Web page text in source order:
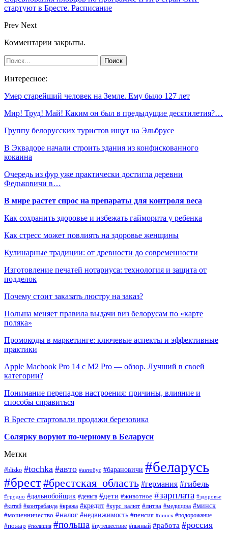
стартуют в Бресте. Расписание
Prev Next
Комментарии закрыты.
Интересное:
Умер старейший человек на Земле. Ему было 127 лет
Мир! Труд! Май! Каким он был в предыдущие десятилетия?…
Группу белорусских туристов ищут на Эльбрусе
В Эквадоре начали строить здания из конфискованного
кокаина
Очередь из фур уже практически достигла деревни
Федьковичи в…
В мире растет спрос на препараты для контроля веса
Как сохранить здоровье и избежать гайморита у ребенка
Как стресс может повлиять на здоровье женщины
Кулинарные традиции: от древности до современности
Изготовление печатей нотариуса: технология и защита от
подделок
Почему стоит заказать люстру на заказ?
Польша меняет правила выдачи виз белорусам по «карте
поляка»
Промокоды в маркетинге: ключевые аспекты и эффективные
практики
Apple Macbook Pro 14 с M2 Pro — обзор. Лучший в своей
категории?
Понимание перепадов настроения: причины, влияние и
способы справиться
В Бресте стартовали продажи березовика
Солярку воруют по-черному в Беларуси
Метки
#blizko #tochka #авто #автобус #барановичи #беларусь
#брест#брестская_область #германия #гибель
#гродно #дальнобойщик #деньга #дети #животное #зарплата #здоровье
#китай #контрабанда #кража #кредит #курс_валют #литва #медицина #минск
#мошенничество #налог #недвижимость #пенсия #пинск #подорожание
#пожар #полиция #польша #путешествие #пьяный #работа #россия